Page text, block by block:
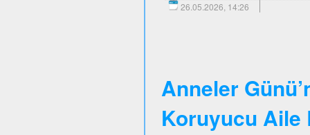
26.05.2026, 14:26
Anneler
Koruyucu Aile